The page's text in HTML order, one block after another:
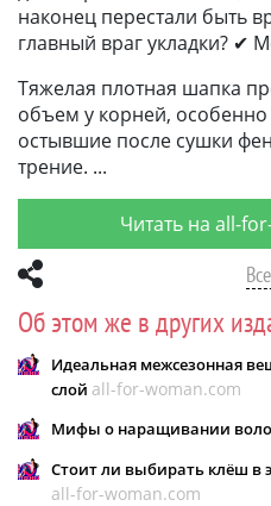
наконец перестали быть
главный враг укладки? ✔
Тяжелая плотная шапка
объем у корней,
остывшие после сушки
трение.
Читать на all-
Об этом же в других
Идеальная межсезонная
слой all-for-woman.com
Мифы о наращивании
Стоит ли выбирать клёш в
all-for-woman.com